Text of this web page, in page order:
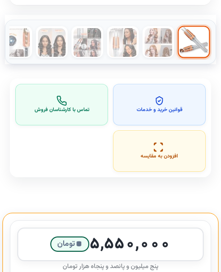
قوانین خرید و خدمات تماس با کارشناسان فروش
افزودن به مقایسه
۵,۵۵۰,۰۰۰ تومان
پنج میلیون و پانصد و پنجاه هزار تومان